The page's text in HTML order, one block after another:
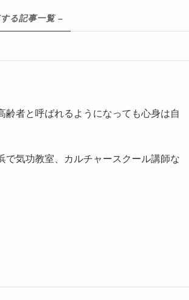
る記事一覧 –
者と呼ばれるようになっても心身は自
で気功教室、カルチャースクール講師な